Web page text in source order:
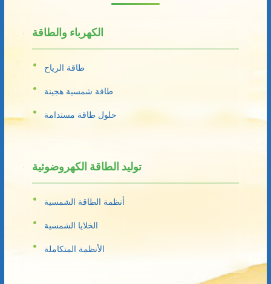
الكهرباء والطاقة
طاقة الرياح
طاقة شمسية هجينة
حلول طاقة مستدامة
توليد الطاقة الكهروضوئية
أنظمة الطاقة الشمسية
الخلايا الشمسية
الأنظمة المتكاملة